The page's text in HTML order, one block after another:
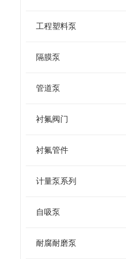
工程塑料泵
隔膜泵
管道泵
衬氟阀门
衬氟管件
计量泵系列
自吸泵
耐腐耐磨泵